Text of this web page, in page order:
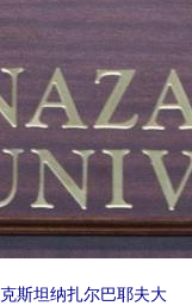
斯坦纳扎尔巴耶夫大